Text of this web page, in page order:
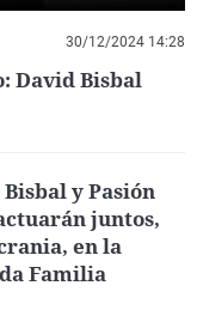
30/12/2024 14:28
David Bisbal
y Pasión
juntos,
en la
Familia